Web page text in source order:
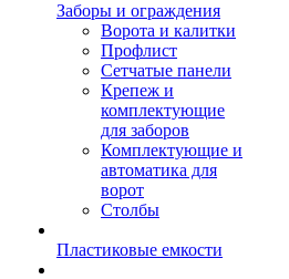
Заборы и ограждения
Ворота и калитки
Профлист
Сетчатые панели
Крепеж и
комплектующие
для заборов
Комплектующие и
автоматика для
ворот
Столбы
Пластиковые емкости